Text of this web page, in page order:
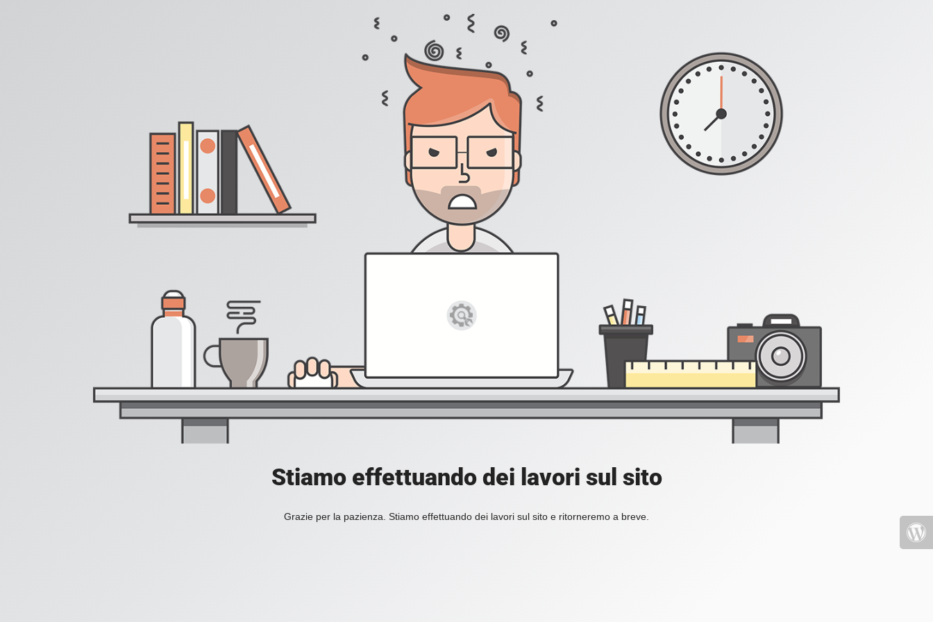
Stiamo effettuando dei lavori sul sito
Grazie per la pazienza. Stiamo effettuando dei lavori sul sito e ritorneremo a breve.